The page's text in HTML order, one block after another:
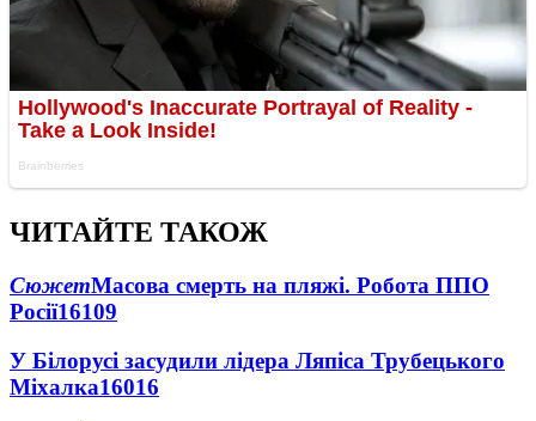
ЧИТАЙТЕ ТАКОЖ
СюжетМасова смерть на пляжі. Робота ППО
Росії16109
У Білорусі засудили лідера Ляпіса Трубецького
Міхалка16016